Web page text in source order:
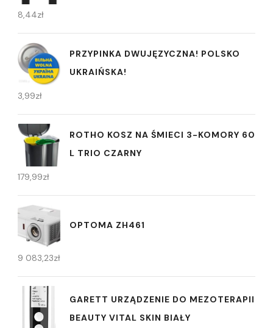
8,44zł
PRZYPINKA DWUJĘZYCZNA! POLSKO
UKRAIŃSKA!
3,99zł
ROTHO KOSZ NA ŚMIECI 3-KOMORY 60
L TRIO CZARNY
179,99zł
OPTOMA ZH461
9 083,23zł
GARETT URZĄDZENIE DO MEZOTERAPII
BEAUTY VITAL SKIN BIAŁY